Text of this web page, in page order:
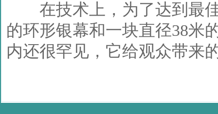
在技术上，为了达到最佳
的环形银幕和一块直径38米
内还很罕见，它给观众带来